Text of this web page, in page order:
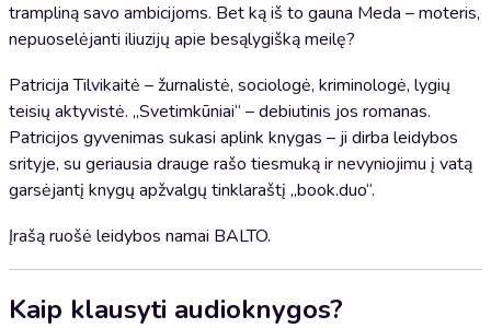
trampliną savo ambicijoms. Bet ką iš to gauna Meda – moteris,
nepuoselėjanti iliuzijų apie besąlygišką meilę?
Patricija Tilvikaitė – žurnalistė, sociologė, kriminologė, lygių
teisių aktyvistė. „Svetimkūniai“ – debiutinis jos romanas.
Patricijos gyvenimas sukasi aplink knygas – ji dirba leidybos
srityje, su geriausia drauge rašo tiesmuką ir nevyniojimu į vatą
garsėjantį knygų apžvalgų tinklaraštį „book.duo“.
Įrašą ruošė leidybos namai BALTO.
Kaip klausyti audioknygos?